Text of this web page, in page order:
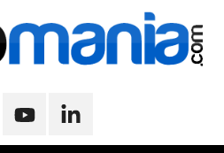
YoutubeLinkedIn